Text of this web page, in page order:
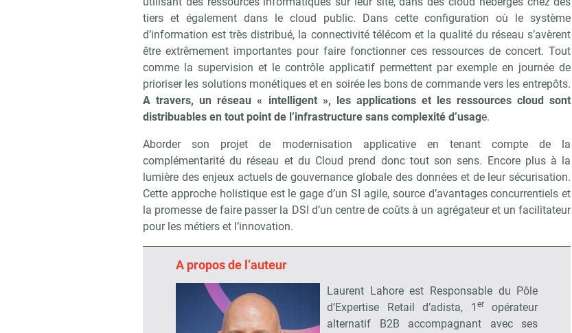
tiers et également dans le cloud public. Dans cette configuration où le système
d’information est très distribué, la connectivité télécom et la qualité du réseau s’avèrent
être extrêmement importantes pour faire fonctionner ces ressources de concert. Tout
comme la supervision et le contrôle applicatif permettent par exemple en journée de
prioriser les solutions monétiques et en soirée les bons de commande vers les entrepôts.
A travers, un réseau « intelligent », les applications et les ressources cloud sont
distribuables en tout point de l’infrastructure sans complexité d’usage.
Aborder son projet de modernisation applicative en tenant compte de la
complémentarité du réseau et du Cloud prend donc tout son sens. Encore plus à la
lumière des enjeux actuels de gouvernance globale des données et de leur sécurisation.
Cette approche holistique est le gage d’un SI agile, source d’avantages concurrentiels et
la promesse de faire passer la DSI d’un centre de coûts à un agrégateur et un facilitateur
pour les métiers et l’innovation.
A propos de l’auteur
Laurent Lahore est Responsable du Pôle
d’Expertise Retail d’adista, 1 eropérateur
alternatif B2B accompagnant avec ses